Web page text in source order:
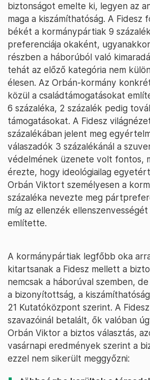
biztonságot emelte ki, legyen az
maga a kiszámíthatóság. A Fidesz
békét a kormánypártiak 9
preferenciája okaként,
részben a háborúból való
tehát az előző kategória nem
élesen. Az Orbán-kormány
közül a családtámogatásokat
6 százaléka, 2 százalék pedig
támogatásokat. A Fidesz
százalékában jelent meg
válaszadók 3 százalékánál a
védelmének üzenete volt fontos,
érezte, hogy ideológiailag
Orbán Viktort személyesen a
százaléka nevezte meg
míg az ellenzék ellenszenvességét
említette.
A kormánypártiak legfőbb oka
kitartsanak a Fidesz mellett a
nemcsak a háborúval szemben,
a bizonyítottság, a
21 Kutatóközpont szerint. A
szavazóinál betalált, ők valóban
Orbán Viktor a biztos választás,
vasárnapi eredmények szerint a
ezzel nem sikerült meggyőzni: